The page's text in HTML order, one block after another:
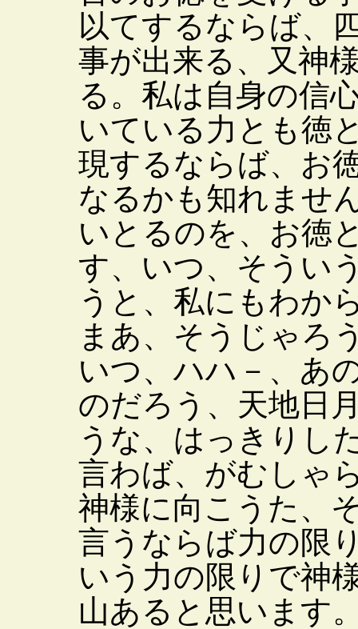
以てするならば、
事が出来る、又神
る。私は自身の信
いている力とも徳
現するならば、お
なるかも知れませ
いとるのを、お徳
す、いつ、そうい
うと、私にもわか
まあ、そうじゃろ
いつ、ハハ－、あ
のだろう、天地日
うな、はっきりし
言わば、がむしゃ
神様に向こうた、
言うならば力の限
いう力の限りで神
山あると思います